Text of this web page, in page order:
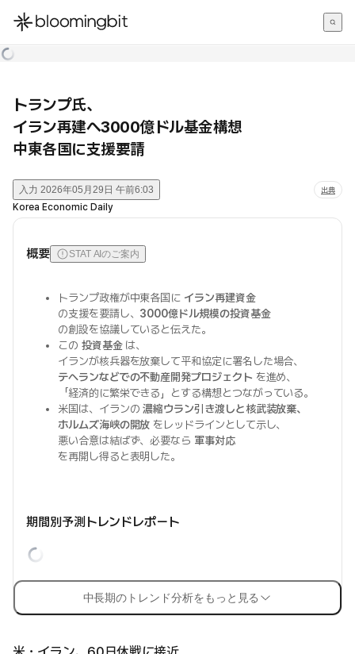
한국어
トランプ氏、
イラン再建へ3000億ドル基金構想
中東各国に支援要請
入力 2026年05月29日 午前6:03 出典
Korea Economic Daily
概要 STAT AIのご案内
トランプ政権が中東各国に イラン再建資金
の支援を要請し、 3000億ドル規模の投資基金
の創設を協議していると伝えた。
この 投資基金は、
イランが核兵器を放棄して平和協定に署名した場合、
テヘランなどでの不動産開発プロジェクト を進め、
「経済的に繁栄できる」とする構想とつながっている。
米国は、イランの濃縮ウラン引き渡しと核武装放棄、
ホルムズ海峡の開放 をレッドラインとして示し、
悪い合意は結ばず、必要なら 軍事対応
を再開し得ると表明した。
期間別予測トレンドレポート
中長期のトレンド分析をもっと見る